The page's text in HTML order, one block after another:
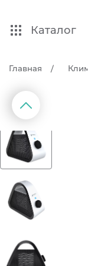
Каталог
Главная
П
р
е
д
ы
д
у
щ
и
й
с
л
а
й